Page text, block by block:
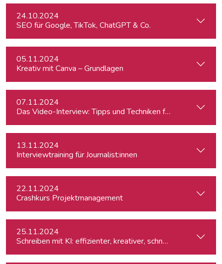
24.10.2024
SEO für Google, TikTok, ChatGPT & Co.
05.11.2024
Kreativ mit Canva – Grundlagen
07.11.2024
Das Video-Interview: Tipps und Techniken für TV und Web
13.11.2024
Interviewtraining für Journalist:innen
22.11.2024
Crashkurs Projektmanagement
25.11.2024
Schreiben mit KI: effizienter, kreativer, schneller